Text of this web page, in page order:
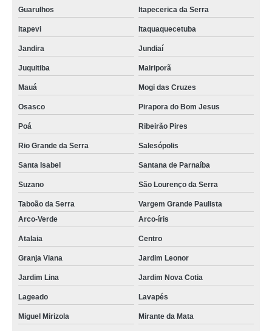
Guarulhos Itapecerica da Serra
Itapevi Itaquaquecetuba
Jandira Jundiaí
Juquitiba Mairiporã
Mauá Mogi das Cruzes
Osasco Pirapora do Bom Jesus
Poá Ribeirão Pires
Rio Grande da Serra Salesópolis
Santa Isabel Santana de Parnaíba
Suzano São Lourenço da Serra
Taboão da Serra
Vargem Grande Paulista
Arco-Verde
Arco-íris
Atalaia Centro
Granja Viana Jardim Leonor
Jardim Lina Jardim Nova Cotia
Lageado Lavapés
Miguel Mirizola Mirante da Mata